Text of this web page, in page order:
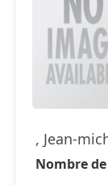
, Jean-
Nombre